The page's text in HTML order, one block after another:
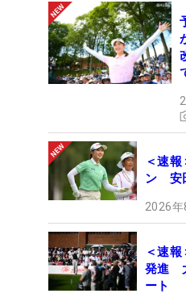
＜速
ン 安
2026
＜速
発進
ート